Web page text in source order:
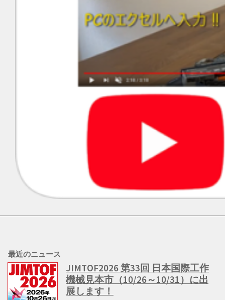
最近のニュース
JIMTOF2026 第33回 日本国際工作
機械見本市（10/26～10/31）に出
展します！